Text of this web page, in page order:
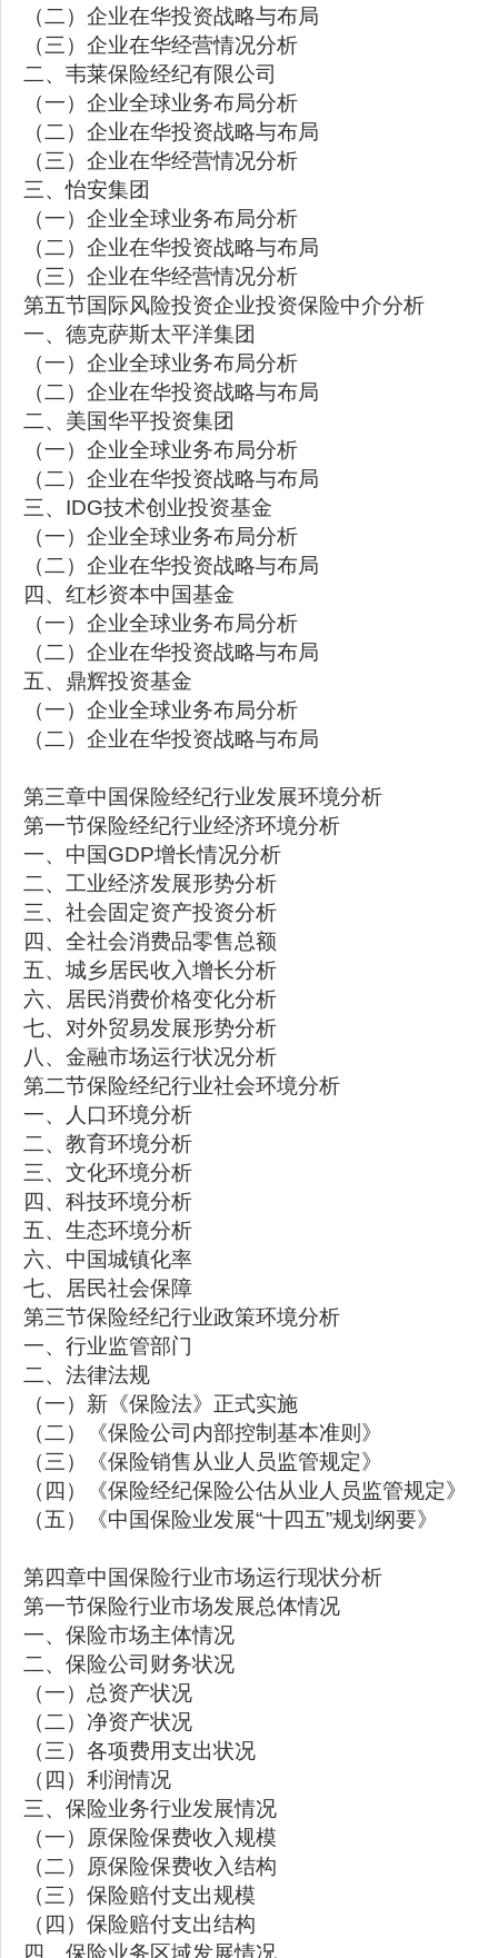
（二）企业在华投资战略与布局
（三）企业在华经营情况分析
二、韦莱保险经纪有限公司
（一）企业全球业务布局分析
（二）企业在华投资战略与布局
（三）企业在华经营情况分析
三、怡安集团
（一）企业全球业务布局分析
（二）企业在华投资战略与布局
（三）企业在华经营情况分析
第五节国际风险投资企业投资保险中介分析
一、德克萨斯太平洋集团
（一）企业全球业务布局分析
（二）企业在华投资战略与布局
二、美国华平投资集团
（一）企业全球业务布局分析
（二）企业在华投资战略与布局
三、IDG技术创业投资基金
（一）企业全球业务布局分析
（二）企业在华投资战略与布局
四、红杉资本中国基金
（一）企业全球业务布局分析
（二）企业在华投资战略与布局
五、鼎辉投资基金
（一）企业全球业务布局分析
（二）企业在华投资战略与布局
第三章中国保险经纪行业发展环境分析
第一节保险经纪行业经济环境分析
一、中国GDP增长情况分析
二、工业经济发展形势分析
三、社会固定资产投资分析
四、全社会消费品零售总额
五、城乡居民收入增长分析
六、居民消费价格变化分析
七、对外贸易发展形势分析
八、金融市场运行状况分析
第二节保险经纪行业社会环境分析
一、人口环境分析
二、教育环境分析
三、文化环境分析
四、科技环境分析
五、生态环境分析
六、中国城镇化率
七、居民社会保障
第三节保险经纪行业政策环境分析
一、行业监管部门
二、法律法规
（一）新《保险法》正式实施
（二）《保险公司内部控制基本准则》
（三）《保险销售从业人员监管规定》
（四）《保险经纪保险公估从业人员监管规定》
（五）《中国保险业发展“十四五”规划纲要》
第四章中国保险行业市场运行现状分析
第一节保险行业市场发展总体情况
一、保险市场主体情况
二、保险公司财务状况
（一）总资产状况
（二）净资产状况
（三）各项费用支出状况
（四）利润情况
三、保险业务行业发展情况
（一）原保险保费收入规模
（二）原保险保费收入结构
（三）保险赔付支出规模
（四）保险赔付支出结构
四、保险业务区域发展情况